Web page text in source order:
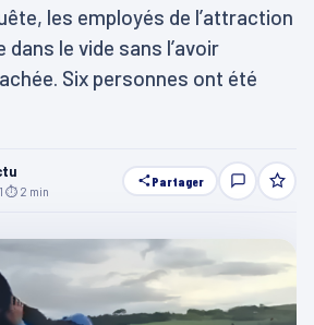
les employés de l’attraction
dans le vide sans l’avoir
Six personnes ont été
⏱ 2 min
Partager